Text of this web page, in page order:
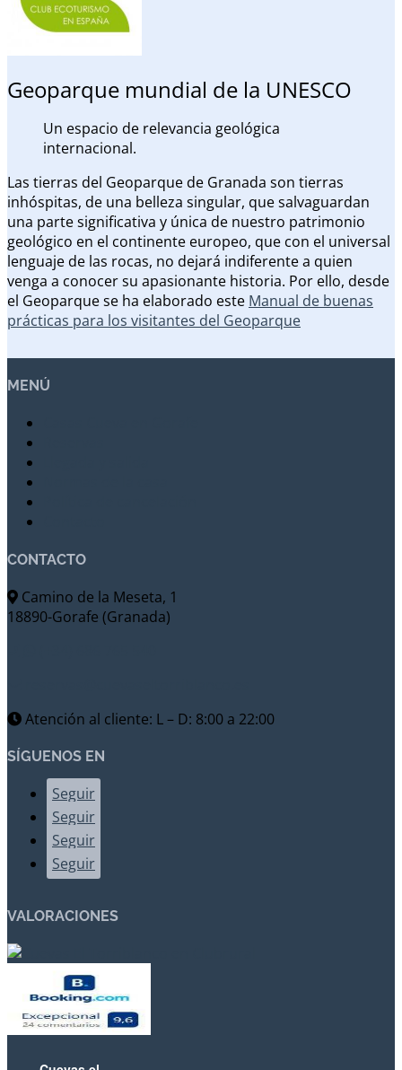
Geoparque mundial de la UNESCO
Un espacio de relevancia geológica
internacional.
Las tierras del Geoparque de Granada son tierras
inhóspitas, de una belleza singular, que salvaguardan
una parte significativa y única de nuestro patrimonio
geológico en el continente europeo, que con el universal
lenguaje de las rocas, no dejará indiferente a quien
venga a conocer su apasionante historia. Por ello, desde
el Geoparque se ha elaborado este Manual de buenas
prácticas para los visitantes del Geoparque
MENÚ
CONTACTO
Camino de la Meseta, 1
18890-Gorafe (Granada)
Atención al cliente: L – D: 8:00 a 22:00
SÍGUENOS EN
Seguir
Seguir
Seguir
Seguir
VALORACIONES